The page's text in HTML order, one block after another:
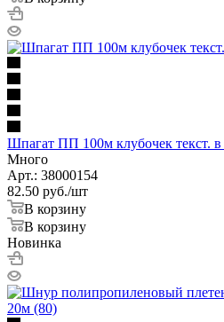
Шпагат ПП 100м клубочек текст. в
Много
Арт.: 38000154
82.50 руб./шт
В корзину
В корзину
Новинка